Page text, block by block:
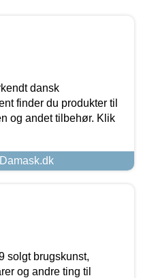
dansk
finder du produkter til
og andet tilbehør. Klik
solgt brugskunst,
og andre ting til